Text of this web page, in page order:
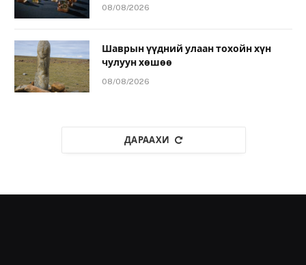
08/08/2026
Шаврын үүдний улаан тохойн хүн
чулуун хөшөө
08/08/2026
ДАРААХИ